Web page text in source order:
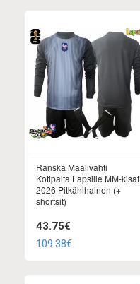
Ranska Maalivahti
Kotipaita Lapsille MM-kisat
2026 Pitkähihainen (+
shortsit)
43.75€
109.38€